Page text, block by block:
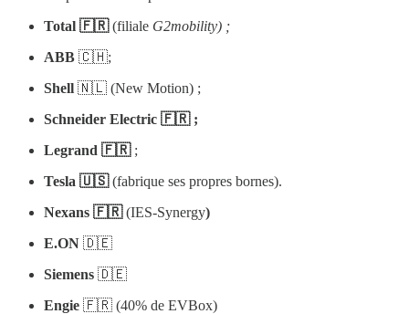
Total 🇫🇷(filiale G2mobility) ;
ABB 🇨🇭;
Shell 🇳🇱 (New Motion) ;
Schneider Electric 🇫🇷 ;
Legrand 🇫🇷;
Tesla 🇺🇸(fabrique ses propres bornes).
Nexans 🇫🇷(IES-Synergy)
E.ON 🇩🇪
Siemens 🇩🇪
Engie 🇫🇷 (40% de EVBox)